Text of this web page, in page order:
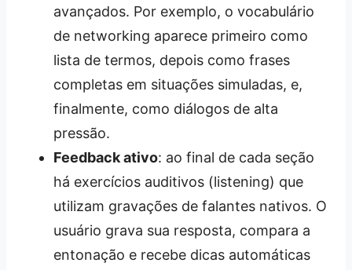
avançados. Por exemplo, o vocabulário
de networking aparece primeiro como
lista de termos, depois como frases
completas em situações simuladas, e,
finalmente, como diálogos de alta
pressão.
Feedback ativo: ao final de cada seção
há exercícios auditivos (listening) que
utilizam gravações de falantes nativos. O
usuário grava sua resposta, compara a
entonação e recebe dicas automáticas